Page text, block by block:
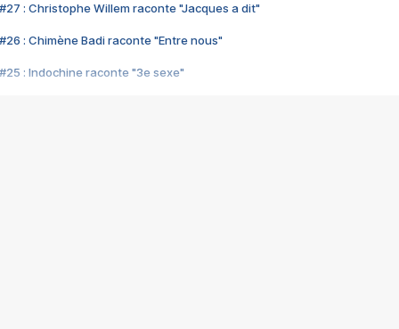
#27 : Christophe Willem raconte "Jacques a dit"
#26 : Chimène Badi raconte "Entre nous"
#25 : Indochine raconte "3e sexe"